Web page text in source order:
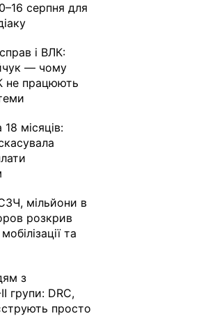
серпня для
і ВЛК:
— чому
не працюють
місяців:
мільйони в
розкрив
та
з
групи: DRC,
просто